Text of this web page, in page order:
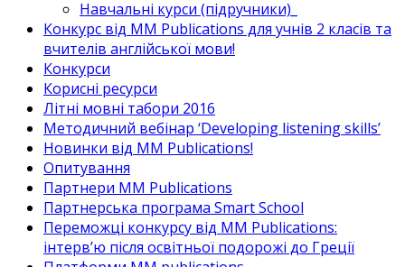
Навчальні курси (підручники)_
Конкурс від MM Publications для учнів 2 класів та
вчителів англійської мови!
Конкурси
Корисні ресурси
Літні мовні табори 2016
Методичний вебінар ‘Developing listening skills’
Новинки від MM Publications!
Опитування
Партнери MM Publications
Партнерська програма Smart School
Переможці конкурсу від MM Publications:
інтерв’ю після освітньої подорожі до Греції